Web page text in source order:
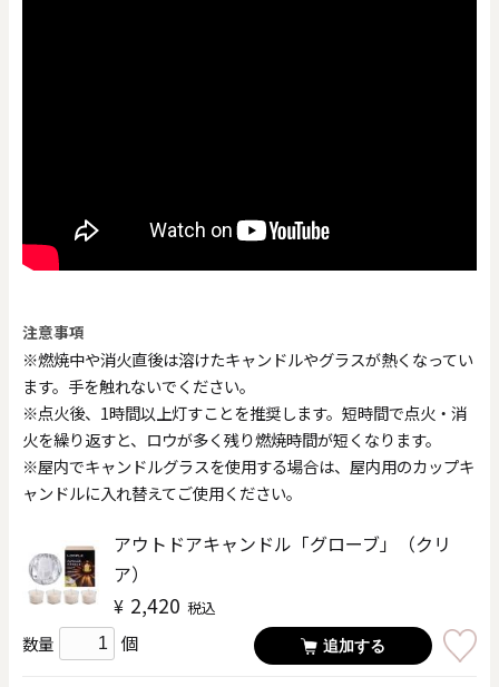
注意事項
※燃焼中や消火直後は溶けたキャンドルやグラスが熱くなってい
ます。手を触れないでください。
※点火後、1時間以上灯すことを推奨します。短時間で点火・消
火を繰り返すと、ロウが多く残り燃焼時間が短くなります。
※屋内でキャンドルグラスを使用する場合は、屋内用のカップキ
ャンドルに入れ替えてご使用ください。
アウトドアキャンドル「グローブ」（クリ
ア）
¥ 2,420 税込
数量 個 追加する